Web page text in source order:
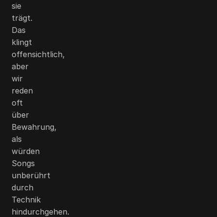
sie
trägt.
Das
klingt
offensichtlich,
aber
wir
reden
oft
über
Bewahrung,
als
würden
Songs
unberührt
durch
Technik
hindurchgehen.